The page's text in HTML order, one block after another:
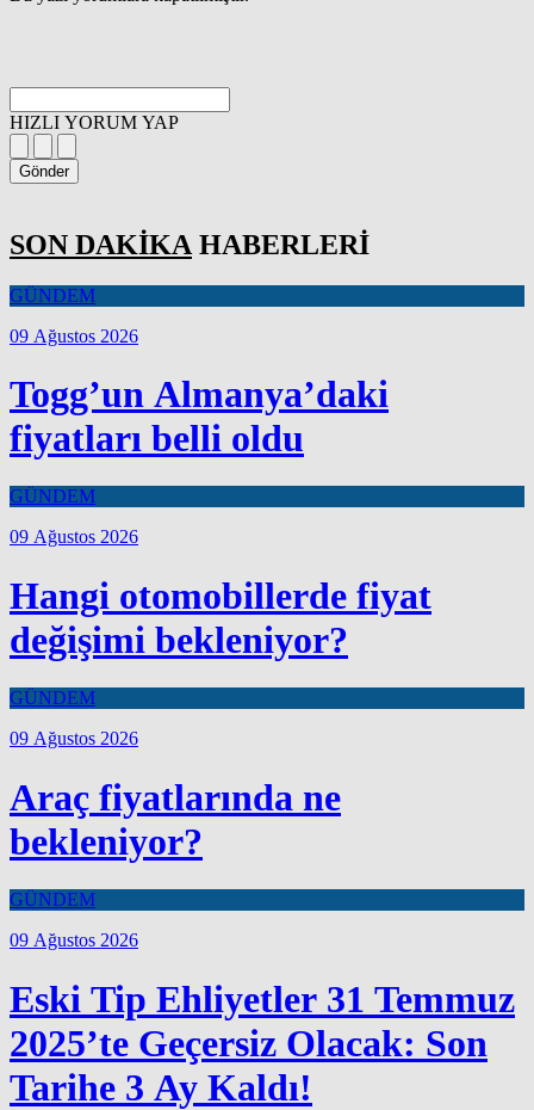
HIZLI YORUM YAP
Gönder
SON DAKİKA HABERLERİ
GÜNDEM
09 Ağustos 2026
Togg’un Almanya’daki
fiyatları belli oldu
GÜNDEM
09 Ağustos 2026
Hangi otomobillerde fiyat
değişimi bekleniyor?
GÜNDEM
09 Ağustos 2026
Araç fiyatlarında ne
bekleniyor?
GÜNDEM
09 Ağustos 2026
Eski Tip Ehliyetler 31 Temmuz
2025’te Geçersiz Olacak: Son
Tarihe 3 Ay Kaldı!